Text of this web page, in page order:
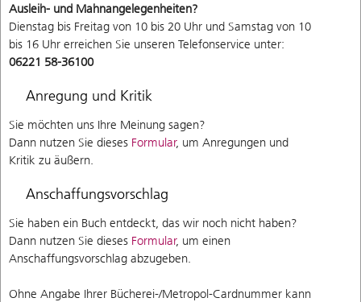
Ausleih- und Mahnangelegenheiten?
Dienstag bis Freitag von 10 bis 20 Uhr und Samstag von 10
bis 16 Uhr erreichen Sie unseren Telefonservice unter:
06221 58-36100
Anregung und Kritik
Sie möchten uns Ihre Meinung sagen?
Dann nutzen Sie dieses Formular, um Anregungen und
Kritik zu äußern.
Anschaffungsvorschlag
Sie haben ein Buch entdeckt, das wir noch nicht haben?
Dann nutzen Sie dieses Formular, um einen
Anschaffungsvorschlag abzugeben.
Ohne Angabe Ihrer Bücherei-/Metropol-Cardnummer kann